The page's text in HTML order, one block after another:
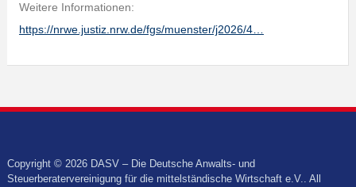
Weitere Informationen:
https://nrwe.justiz.nrw.de/fgs/muenster/j2026/4…
Copyright © 2026 DASV – Die Deutsche Anwalts- und
Steuerberatervereinigung für die mittelständische Wirtschaft e.V.. All